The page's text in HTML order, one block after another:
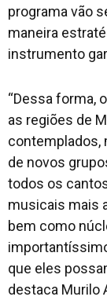
programa vão
maneira
instrumento
“Dessa forma,
as regiões de
contemplados,
de novos
todos os
musicais mais
bem como
que eles
destaca Murilo